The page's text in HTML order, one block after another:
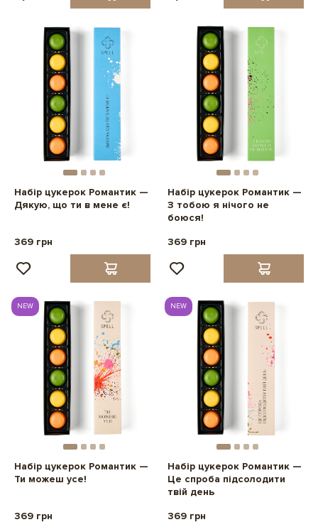
Набір цукерок Романтик —
Дякую, що ти в мене є!
369 грн
Набір цукерок Романтик —
З тобою я нічого не
боюся!
369 грн
NEW
Набір цукерок Романтик —
Ти можеш усе!
369 грн
NEW
Набір цукерок Романтик —
Це спроба підсолодити
твій день
369 грн